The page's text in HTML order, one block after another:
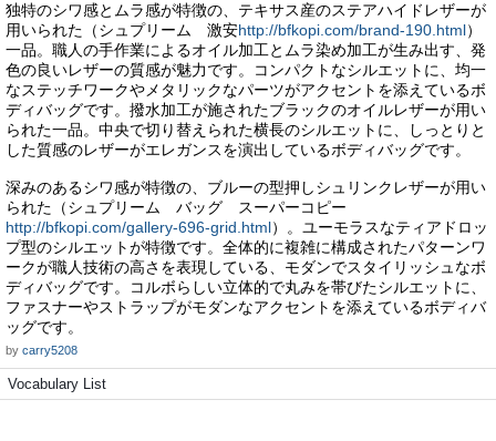
独特のシワ感とムラ感が特徴の、テキサス産のステアハイドレザーが
用いられた（シュプリーム 激安http://bfkopi.com/brand-190.html）
一品。職人の手作業によるオイル加工とムラ染め加工が生み出す、発
色の良いレザーの質感が魅力です。コンパクトなシルエットに、均一
なステッチワークやメタリックなパーツがアクセントを添えているボ
ディバッグです。撥水加工が施されたブラックのオイルレザーが用い
られた一品。中央で切り替えられた横長のシルエットに、しっとりと
した質感のレザーがエレガンスを演出しているボディバッグです。
深みのあるシワ感が特徴の、ブルーの型押しシュリンクレザーが用い
られた（シュプリーム バッグ スーパーコピー
http://bfkopi.com/gallery-696-grid.html）。ユーモラスなティアドロッ
プ型のシルエットが特徴です。全体的に複雑に構成されたパターンワ
ークが職人技術の高さを表現している、モダンでスタイリッシュなボ
ディバッグです。コルボらしい立体的で丸みを帯びたシルエットに、
ファスナーやストラップがモダンなアクセントを添えているボディバ
ッグです。
by carry5208
Vocabulary List